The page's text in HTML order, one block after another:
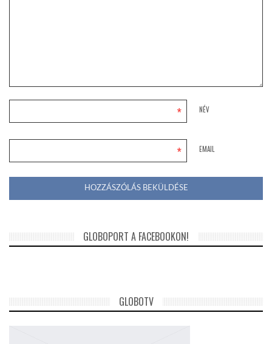
NÉV
*
EMAIL
*
GLOBOPORT A FACEBOOKON!
GLOBOTV